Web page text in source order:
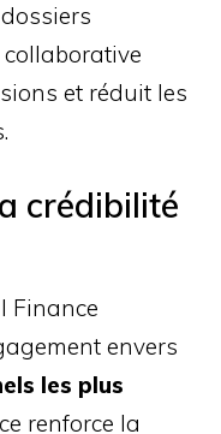
et réduit les
crédibilité
Finance
envers
les plus
renforce la